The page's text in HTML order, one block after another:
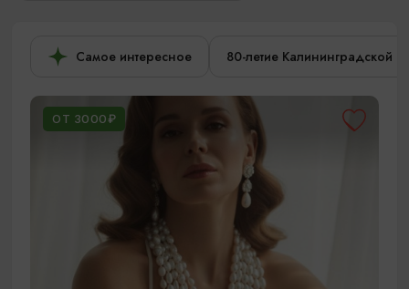
Самое интересное 80-летие Калининградской
ОТ 3000₽